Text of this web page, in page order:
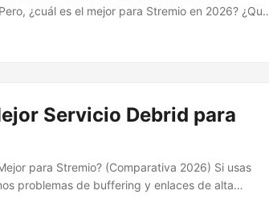
¿cuál es el mejor para Stremio en 2026? ¿Qué
un puente premium entre tú y los hosters o
Servicio Debrid para
para Stremio? (Comparativa 2026) Si usas
problemas de buffering y enlaces de alta